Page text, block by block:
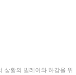
상황의 빌레이와 하강을 위